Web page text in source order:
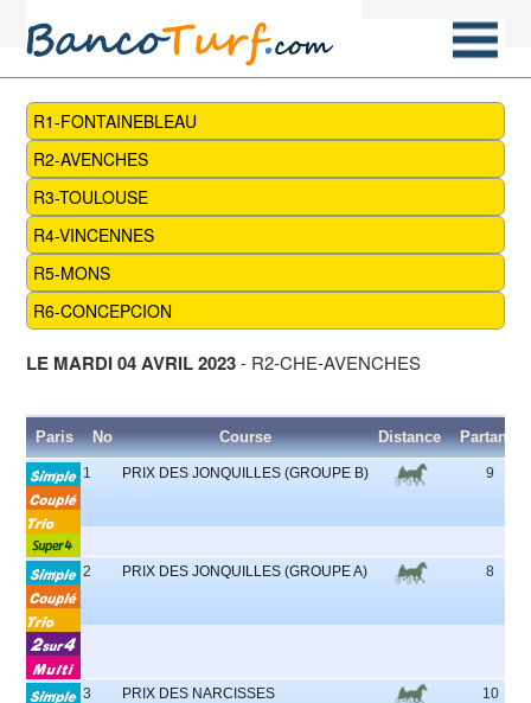
R1-FONTAINEBLEAU
R2-AVENCHES
R3-TOULOUSE
R4-VINCENNES
R5-MONS
R6-CONCEPCION
LE MARDI 04 AVRIL 2023- R2-CHE-AVENCHES
Paris No Course Distance Partants
1 PRIX DES JONQUILLES (GROUPE B) 9
2 PRIX DES JONQUILLES (GROUPE A) 8
3 PRIX DES NARCISSES 10